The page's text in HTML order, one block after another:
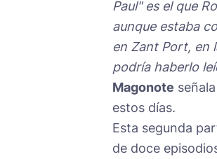
Paul" es el que
aunque estaba
en Zant Port, en
podría haberlo
Magonote
estos días.
Esta segunda
de doce